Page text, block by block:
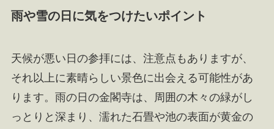
雨や雪の日に気をつけたいポイント
天候が悪い日の参拝には、注意点もありますが、
それ以上に素晴らしい景色に出会える可能性があ
ります。雨の日の金閣寺は、周囲の木々の緑がし
っとりと深まり、濡れた石畳や池の表面が黄金の